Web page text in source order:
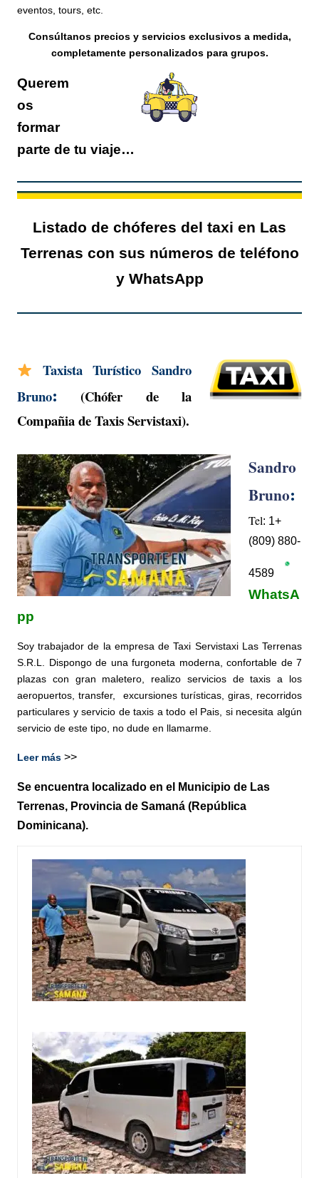
eventos, tours, etc.
Consúltanos precios y servicios exclusivos a medida,
completamente personalizados para grupos.
Querem
os
formar
parte de tu viaje…
Listado de chóferes del taxi en Las
Terrenas con sus números de teléfono
y WhatsApp
Taxista Turístico Sandro
Bruno:
(Chófer de la
Compañia de TaxisServistaxi).
Sandro
Bruno:
Tel: 1+
(809) 880-
4589
WhatsA
pp
Soy trabajador de la empresa de Taxi Servistaxi Las Terrenas
S.R.L. Dispongo de una furgoneta moderna, confortable de 7
plazas con gran maletero, realizo servicios de taxis a los
aeropuertos, transfer, excursiones turísticas, giras, recorridos
particulares y servicio de taxis a todo el Pais, si necesita algún
servicio de este tipo, no dude en llamarme.
Leer más >>
Se encuentra localizado en el Municipio de Las
Terrenas, Provincia de Samaná (República
Dominicana).